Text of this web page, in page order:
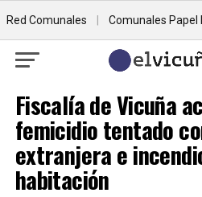
Red Comunales Comunales Papel
Fiscalía de Vicuña
femicidio tentado
extranjera e
habitación